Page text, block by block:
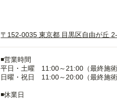
〒152-0035 東京都 目黒区自由が丘
◾️営業時間
平日・土曜 11:00～21:00（最終施術
日曜・祝日 11:00～20:00（最終施術
◾️休業日